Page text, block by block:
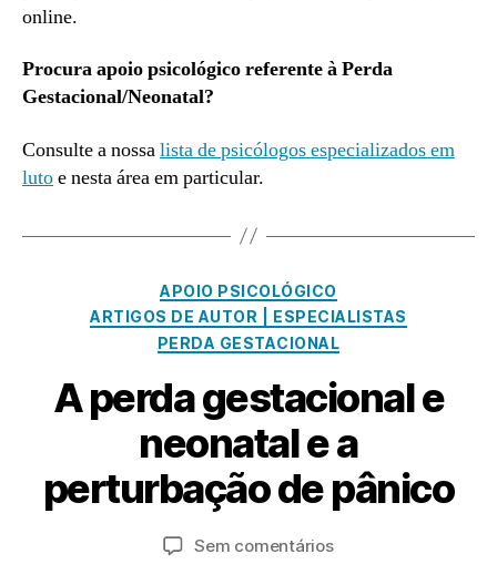
online.
Procura apoio psicológico referente à Perda
Gestacional/Neonatal?
Consulte a nossalista de psicólogos especializados em
lutoe nesta área em particular.
Categorias
APOIO PSICOLÓGICO
ARTIGOS DE AUTOR | ESPECIALISTAS
PERDA GESTACIONAL
A perda gestacional e
neonatal e a
perturbação de pânico
Autor
P
o
r
d
Data
J
u
h
o
6
Sem comentáriosem